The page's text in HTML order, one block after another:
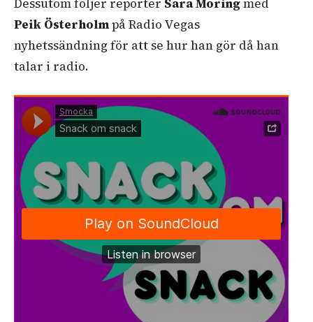
Dessutom följer reporter Sara Moringmed
Peik Österholmpå Radio Vegas
nyhetssändning för att se hur han gör då han
talar i radio.